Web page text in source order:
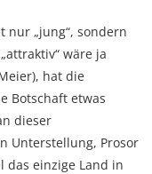
„jung“, sondern
wäre ja
hat die
Botschaft etwas
dieser
Unterstellung, Prosor
das einzige Land in